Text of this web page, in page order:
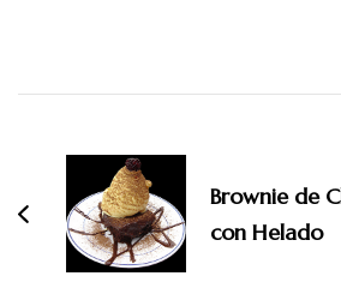
entradas
Brownie de
con Helado